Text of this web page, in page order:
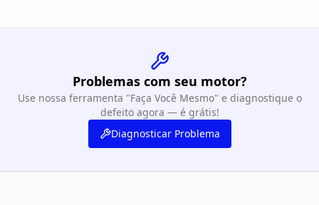
Problemas com seu motor?
Use nossa ferramenta "Faça Você Mesmo" e diagnostique o
defeito agora — é grátis!
Diagnosticar Problema